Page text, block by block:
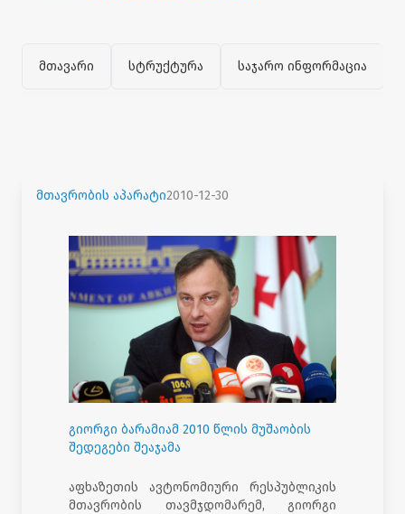
მთავარი სტრუქტურა საჯარო ინფორმაცია
მთავრობის აპარატი2010-12-30
გიორგი ბარამიამ 2010 წლის მუშაობის
შედეგები შეაჯამა
აფხაზეთის ავტონომიური რესპუბლიკის
მთავრობის თავმჯდომარემ, გიორგი